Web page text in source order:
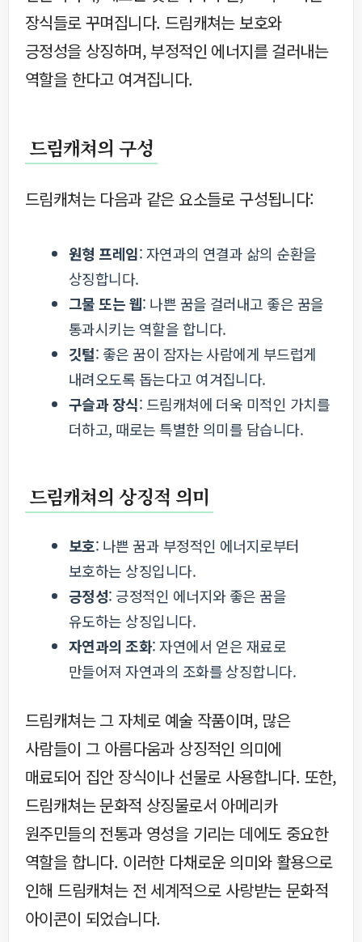
장식들로 꾸며집니다. 드림캐쳐는 보호와
긍정성을 상징하며, 부정적인 에너지를 걸러내는
역할을 한다고 여겨집니다.
드림캐쳐의 구성
드림캐쳐는 다음과 같은 요소들로 구성됩니다:
원형 프레임: 자연과의 연결과 삶의 순환을
상징합니다.
그물 또는 웹: 나쁜 꿈을 걸러내고 좋은 꿈을
통과시키는 역할을 합니다.
깃털: 좋은 꿈이 잠자는 사람에게 부드럽게
내려오도록 돕는다고 여겨집니다.
구슬과 장식: 드림캐쳐에 더욱 미적인 가치를
더하고, 때로는 특별한 의미를 담습니다.
드림캐쳐의 상징적 의미
보호: 나쁜 꿈과 부정적인 에너지로부터
보호하는 상징입니다.
긍정성: 긍정적인 에너지와 좋은 꿈을
유도하는 상징입니다.
자연과의 조화: 자연에서 얻은 재료로
만들어져 자연과의 조화를 상징합니다.
드림캐쳐는 그 자체로 예술 작품이며, 많은
사람들이 그 아름다움과 상징적인 의미에
매료되어 집안 장식이나 선물로 사용합니다. 또한,
드림캐쳐는 문화적 상징물로서 아메리카
원주민들의 전통과 영성을 기리는 데에도 중요한
역할을 합니다. 이러한 다채로운 의미와 활용으로
인해 드림캐쳐는 전 세계적으로 사랑받는 문화적
아이콘이 되었습니다.